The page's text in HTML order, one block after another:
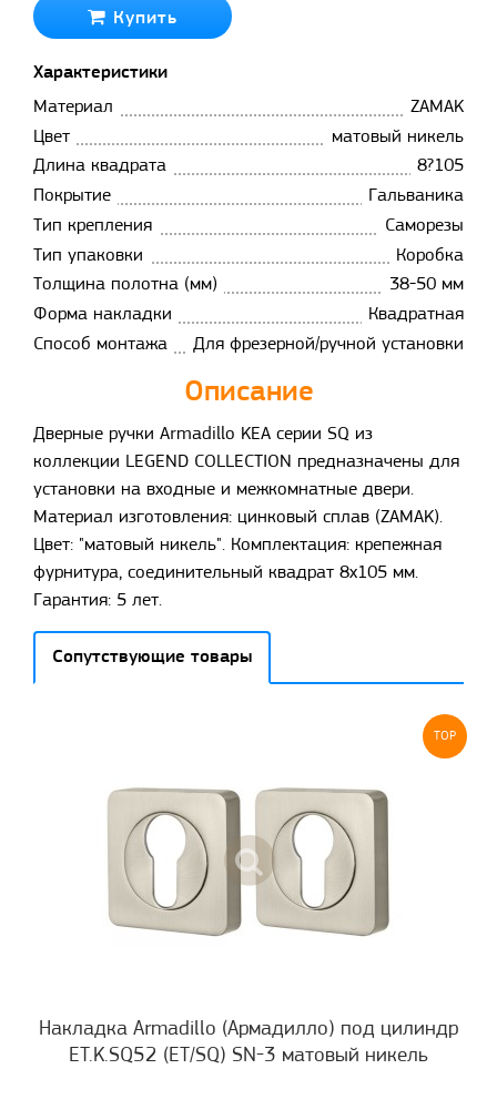
Купить
Характеристики
Материал
ZAMAK
Цвет
матовый никель
Длина квадрата
8?105
Покрытие
Гальваника
Тип крепления
Саморезы
Тип упаковки
Коробка
Толщина полотна (мм)
38-50 мм
Форма накладки
Квадратная
Способ монтажа
Для фрезерной/ручной установки
Описание
Дверные ручки Armadillo KEA серии SQ из
коллекции LEGEND COLLECTION предназначены для
установки на входные и межкомнатные двери.
Материал изготовления: цинковый сплав (ZAMAK).
Цвет: "матовый никель". Комплектация: крепежная
фурнитура, соединительный квадрат 8x105 мм.
Гарантия: 5 лет.
Сопутствующие товары
TOP
Накладка Armadillo (Армадилло) под цилиндр
ET.K.SQ52 (ET/SQ) SN-3 матовый никель